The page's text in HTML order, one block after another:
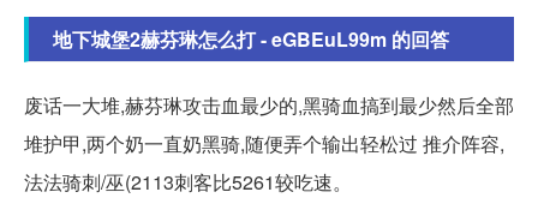
地下城堡2赫芬琳怎么打 - eGBEuL99m 的回答
废话一大堆,赫芬琳攻击血最少的,黑骑血搞到最少然后全部
堆护甲,两个奶一直奶黑骑,随便弄个输出轻松过 推介阵容,
法法骑刺/巫(2113刺客比5261较吃速。